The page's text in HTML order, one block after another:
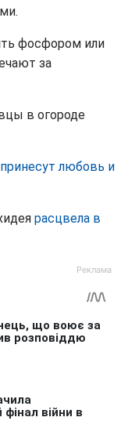
фосфором или
за
в огороде
принесут любовь и
расцвела в